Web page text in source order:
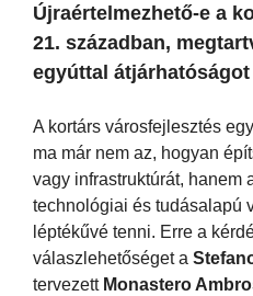
Újraértelmezhető-e a
21. században,
egyúttal
A kortárs városfejlesztés
ma már nem az, hogyan
vagy infrastruktúrát, hanem
technológiai és tudásalapú
léptékűvé tenni. Erre a
válaszlehetőséget a
tervezett Monastero